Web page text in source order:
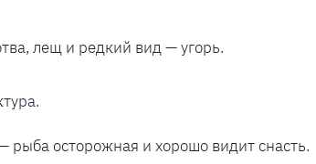
лещ и редкий вид — угорь.
рыба осторожная и хорошо видит снасть.